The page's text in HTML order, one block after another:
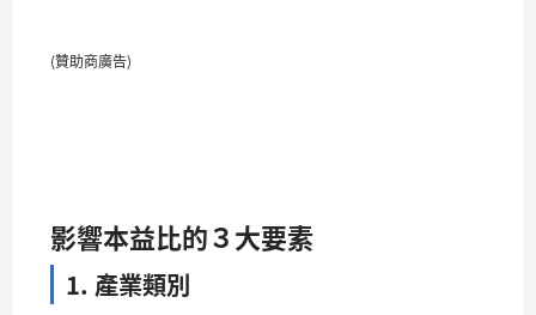
(贊助商廣告)
影響本益比的３大要素
1. 產業類別